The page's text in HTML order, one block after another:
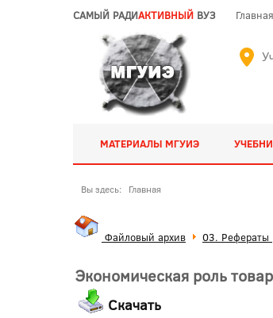
САМЫЙ РАДИАКТИВНЫЙ ВУЗ Главная
МАТЕРИАЛЫ МГУИЭ
Вы здесь: Главная
Файловый архив 03. Рефераты
Экономическая роль
Скачать